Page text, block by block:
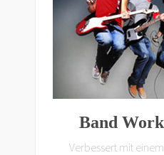
Band
Verbessert mit